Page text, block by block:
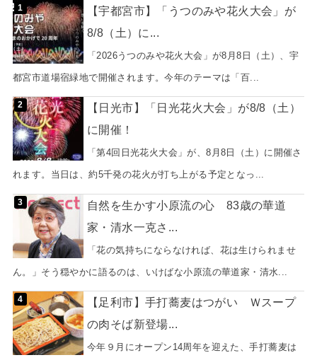
【宇都宮市】「うつのみや花火大会」が
8/8（土）に...
「2026うつのみや花火大会」が8月8日（土）、宇
都宮市道場宿緑地で開催されます。今年のテーマは「百...
【日光市】「日光花火大会」が8/8（土）
に開催！
「第4回日光花火大会」が、8月8日（土）に開催さ
れます。当日は、約5千発の花火が打ち上がる予定となっ...
自然を生かす小原流の心 83歳の華道
家・清水一克さ...
「花の気持ちにならなければ、花は生けられませ
ん。」そう穏やかに語るのは、いけばな小原流の華道家・清水...
【足利市】手打蕎麦はつがい Ｗスープ
の肉そば新登場...
今年９月にオープン14周年を迎えた、手打蕎麦は